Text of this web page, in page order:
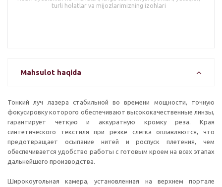
turli holatlar va mijozlarimizning izohlari
Mahsulot haqida
Тонкий луч лазера стабильной во времени мощности, точную
фокусировку которого обеспечивают высококачественные линзы,
гарантирует четкую и аккуратную кромку реза. Края
синтетического текстиля при резке слегка оплавляются, что
предотвращает осыпание нитей и роспуск плетения, чем
обеспечивается удобство работы с готовым кроем на всех этапах
дальнейшего производства.
Широкоугольная камера, установленная на верхнем портале